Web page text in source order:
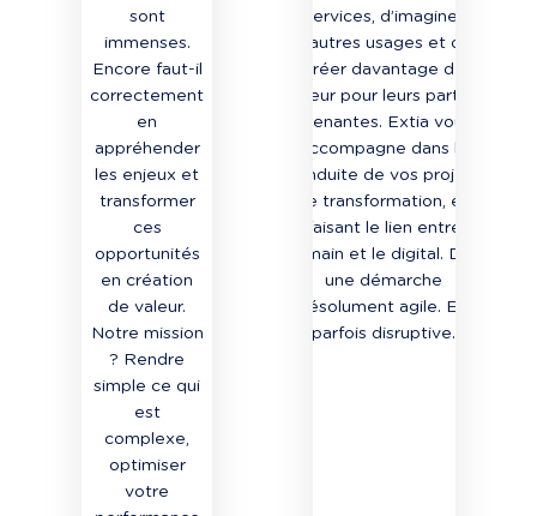
sont
immenses.
Encore faut-il
correctement
en
appréhender
les enjeux et
transformer
ces
opportunités
en création
de valeur.
Notre mission
? Rendre
simple ce qui
est
complexe,
optimiser
votre
services, d’imaginer
d’autres usages et de
créer davantage de
valeur pour leurs parties
prenantes. Extia vous
accompagne dans la
conduite de vos projets
de transformation, en
faisant le lien entre
l’humain et le digital. Dans
une démarche
résolument agile. Et
parfois disruptive.